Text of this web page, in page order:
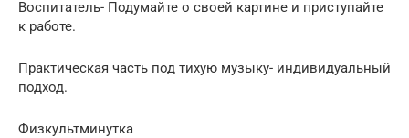
Воспитатель- Подумайте о своей картине и приступайте
к работе.
Практическая часть под тихую музыку- индивидуальный
подход.
Физкультминутка